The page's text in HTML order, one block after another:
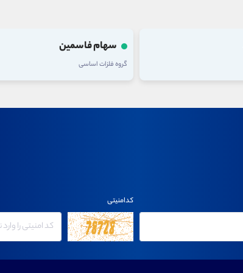
سهام فاسمین
گروه فلزات اساسی
کدامنیتی